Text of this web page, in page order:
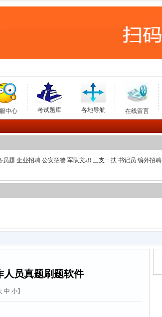
中心 考试题库 各地导航 在线留言
员题 企业招聘 公安招警 军队文职 三支一扶 书记员 编外招聘
人员真题刷题软件
中 小】